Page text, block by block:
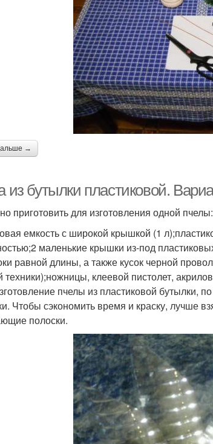
→
из бутылки пластиковой.
приготовить для изготовления одной пчелы:
емкость с широкой крышкой (1
маленькие крышки из-под
равной длины, а также кусок черной
техники);ножницы, клеевой пистолет,
пчелы из пластиковой бутылки,
Чтобы сэкономить время и краску, лучше
полоски.